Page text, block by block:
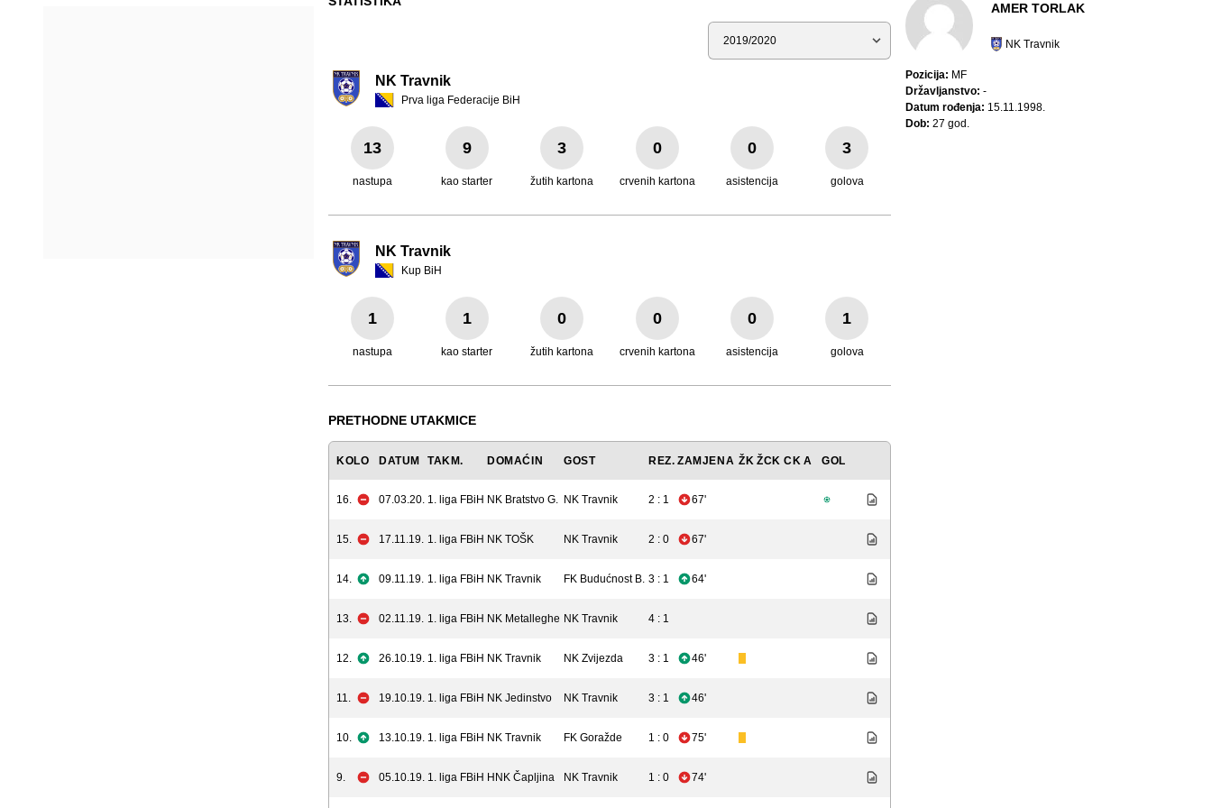
Sezona
NK Travnik
Prva liga Federacije BiH
13
nastupa
9
kao starter
3
žutih kartona
0
crvenih kartona
0
asistencija
3
golova
NK Travnik
Kup BiH
1
nastupa
1
kao starter
0
žutih kartona
0
crvenih kartona
0
asistencija
1
golova
PRETHODNE UTAKMICE
KOLO DATUM TAKM. DOMAĆIN GOST REZ. ZAMJENA ŽK ŽCK CK A GOL
16. 07.03.20. 1. liga FBiH NK Bratstvo G. NK Travnik 2 : 1 67'
15. 17.11.19. 1. liga FBiH NK TOŠK NK Travnik 2 : 0 67'
14. 09.11.19. 1. liga FBiH NK Travnik FK Budućnost B. 3 : 1 64'
13. 02.11.19. 1. liga FBiH NK Metalleghe NK Travnik 4 : 1
12. 26.10.19. 1. liga FBiH NK Travnik NK Zvijezda 3 : 1 46'
11. 19.10.19. 1. liga FBiH NK Jedinstvo NK Travnik 3 : 1 46'
10. 13.10.19. 1. liga FBiH NK Travnik FK Goražde 1 : 0 75'
9. 05.10.19. 1. liga FBiH HNK Čapljina NK Travnik 1 : 0 74'
AMER TORLAK
NK Travnik
Pozicija: MF
Državljanstvo: -
Datum rođenja: 15.11.1998.
Dob: 27 god.